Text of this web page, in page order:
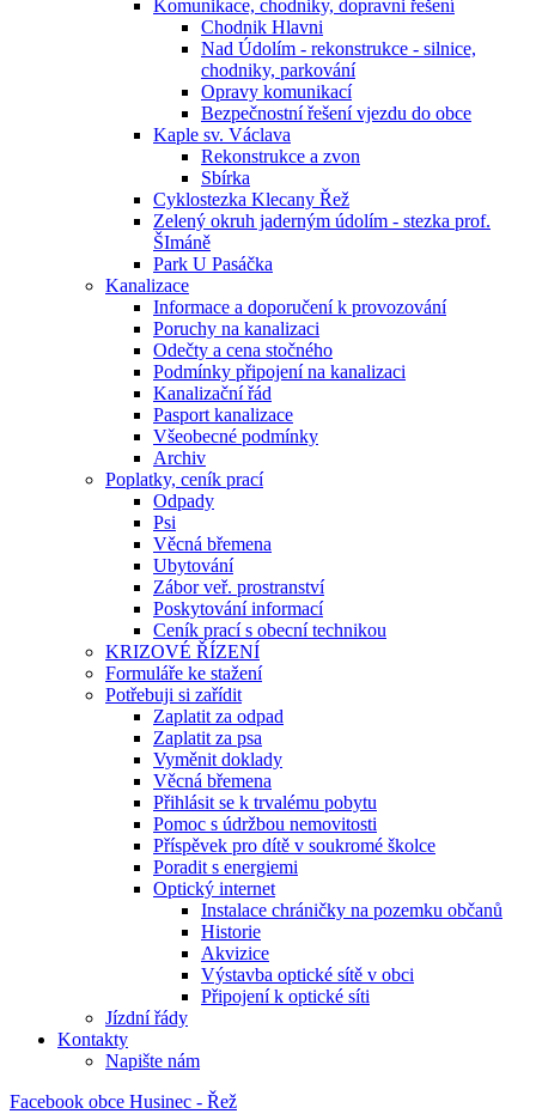
Komunikace, chodniky, dopravni řešení
Chodnik Hlavni
Nad Údolím - rekonstrukce - silnice,
chodniky, parkování
Opravy komunikací
Bezpečnostní řešení vjezdu do obce
Kaple sv. Václava
Rekonstrukce a zvon
Sbírka
Cyklostezka Klecany Řež
Zelený okruh jaderným údolím - stezka prof.
ŠImáně
Park U Pasáčka
Kanalizace
Informace a doporučení k provozování
Poruchy na kanalizaci
Odečty a cena stočného
Podmínky připojení na kanalizaci
Kanalizační řád
Pasport kanalizace
Všeobecné podmínky
Archiv
Poplatky, ceník prací
Odpady
Psi
Věcná břemena
Ubytování
Zábor veř. prostranství
Poskytování informací
Ceník prací s obecní technikou
KRIZOVÉ ŘÍZENÍ
Formuláře ke stažení
Potřebuji si zařídit
Zaplatit za odpad
Zaplatit za psa
Vyměnit doklady
Věcná břemena
Přihlásit se k trvalému pobytu
Pomoc s údržbou nemovitosti
Příspěvek pro dítě v soukromé školce
Poradit s energiemi
Optický internet
Instalace chráničky na pozemku občanů
Historie
Akvizice
Výstavba optické sítě v obci
Připojení k optické síti
Jízdní řády
Kontakty
Napište nám
Facebook obce Husinec - Řež